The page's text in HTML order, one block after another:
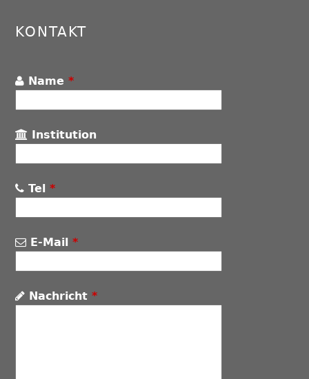
KONTAKT
Name*
Institution
Tel*
E-Mail*
Nachricht*